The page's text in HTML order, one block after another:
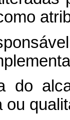
do
ou